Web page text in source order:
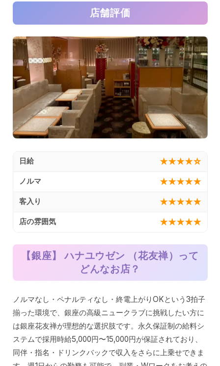
店舗評価
日給 ★★★★☆
ノルマ ★★★★★
客入り ★★★★★
店の雰囲気 ★★★★★
【銀座】 ハナユウゼン （花友禅）
って
どんなお店？
ノルマなし・ペナルティなし・終電上がりOKという3拍子
揃った環境で、銀座の高級ニュークラブに挑戦したい方に
は銀座花友禅が理想的な選択肢です。永久保証制の給料シ
ステムで採用時給5,000円〜15,000円が保証されており、
同伴・指名・ドリンクバックで収入をさらに上乗せできま